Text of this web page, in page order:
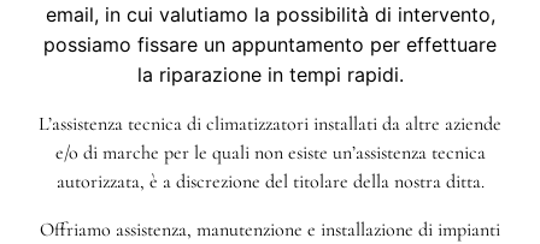
email, in cui valutiamo la possibilità di intervento,
possiamo fissare un appuntamento per effettuare
la riparazione in tempi rapidi.
L’assistenza tecnica di climatizzatori installati da altre aziende
e/o di marche per le quali non esiste un’assistenza tecnica
autorizzata, è a discrezione del titolare della nostra ditta.
Offriamo assistenza, manutenzione e installazione di impianti